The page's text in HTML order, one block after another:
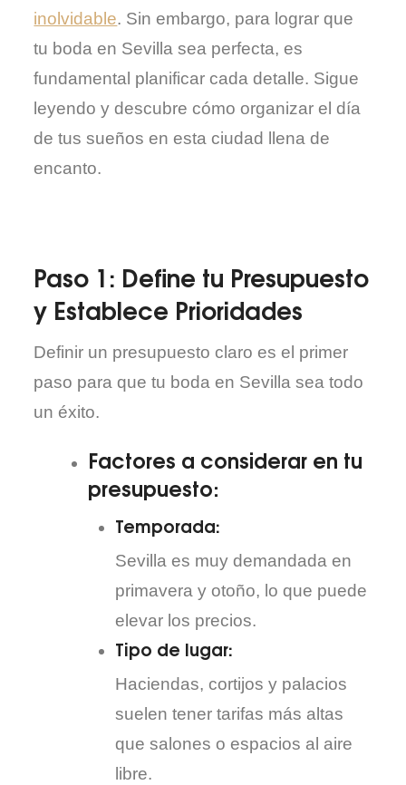
inolvidable. Sin embargo, para lograr que
tu boda en Sevilla sea perfecta, es
fundamental planificar cada detalle. Sigue
leyendo y descubre cómo organizar el día
de tus sueños en esta ciudad llena de
encanto.
Paso 1: Define tu Presupuesto
y Establece Prioridades
Definir un presupuesto claro es el primer
paso para que tu boda en Sevilla sea todo
un éxito.
Factores a considerar en tu
presupuesto:
Temporada:
Sevilla es muy demandada en
primavera y otoño, lo que puede
elevar los precios.
Tipo de lugar:
Haciendas, cortijos y palacios
suelen tener tarifas más altas
que salones o espacios al aire
libre.